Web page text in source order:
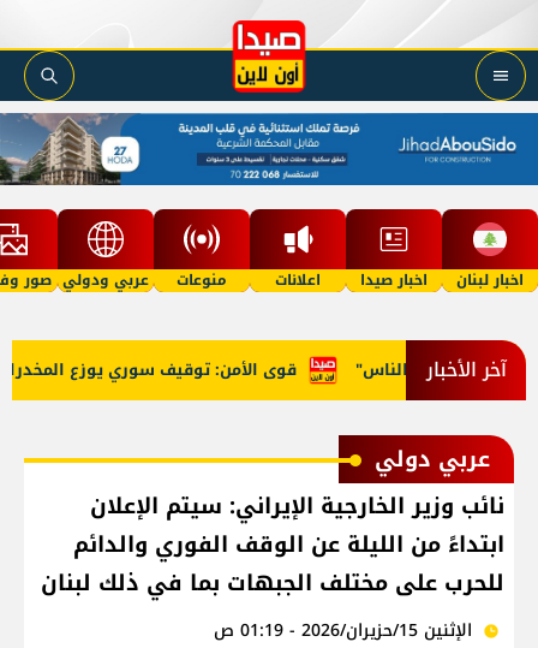
اخبار لبنان اخبار صيدا اعلانات منوعات عربي ودولي صور
آخر الأخبار قوى الأمن: توقيف سوري يوزع المخدرات أموال الناس"
عربي دولي
نائب وزير الخارجية الإيراني: سيتم الإعلان
ابتداءً من الليلة عن الوقف الفوري والدائم
للحرب على مختلف الجبهات بما في ذلك لبنان
الإثنين 15/حزيران/2026 - 01:19 ص